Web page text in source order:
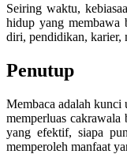
Seiring waktu,
hidup yang membawa
diri, pendidikan, karier,
Penutup
Membaca adalah kunci
memperluas cakrawala
yang efektif, siapa
memperoleh manfaat